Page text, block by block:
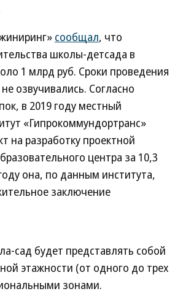
сообщал, что
школы-детсада в
1 млрд руб. Сроки проведения
озвучивались. Согласно
в 2019 году местный
«Гипрокоммундортранс»
на разработку проектной
центра за 10,3
она, по данным института,
заключение
сад будет представлять собой
этажности (от одного до трех
зонами.